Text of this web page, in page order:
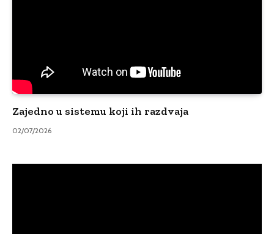
Zajedno u sistemu koji ih razdvaja
02/07/2026